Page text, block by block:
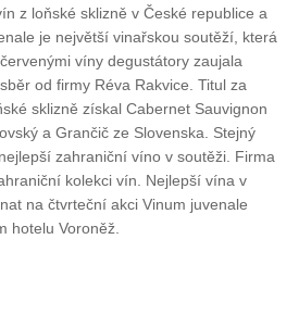
z loňské sklizně v České republice a
je největší vinařskou soutěží, která
víny degustátory zaujala
od firmy Réva Rakvice. Titul za
sklizně získal Cabernet Sauvignon
a Grančič ze Slovenska. Stejný
zahraniční víno v soutěži. Firma
kolekci vín. Nejlepší vína v
na čtvrteční akci Vinum juvenale
hotelu Voroněž.